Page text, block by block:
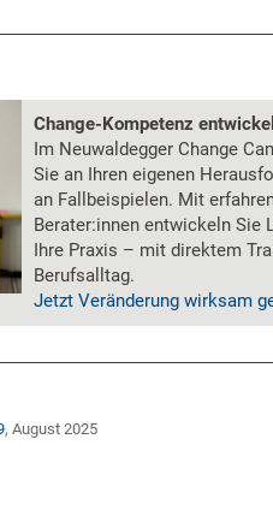
Change-Kompetenz
Im Neuwaldegger Change
Sie an Ihren eigenen
an Fallbeispielen. Mit
Berater:innen entwickeln Sie
Ihre Praxis – mit direktem
Berufsalltag.
Jetzt Veränderung wirksam
, August 2025